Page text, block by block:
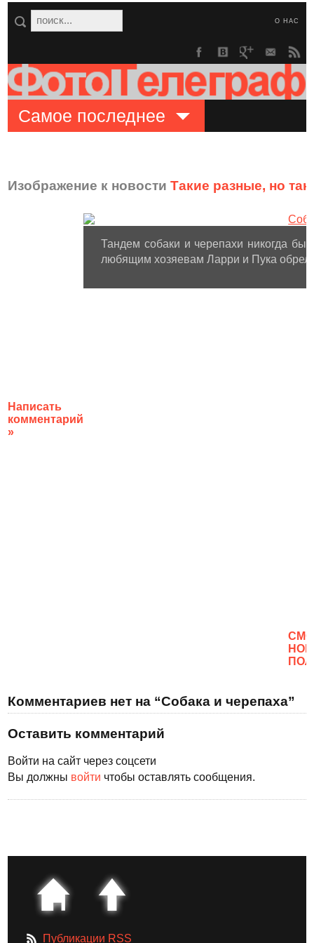
О НАС
Самое последнее
Изображение к новостиТакие разные, но
Написать
комментарий
»
Тандем собаки и черепахи никогда бы
любящим хозяевам Ларри и Пука
Комментариев нет на “Собака и черепаха”
Оставить комментарий
Войти на сайт через соцсети
Вы должны войти чтобы оставлять сообщения.
Публикации RSS